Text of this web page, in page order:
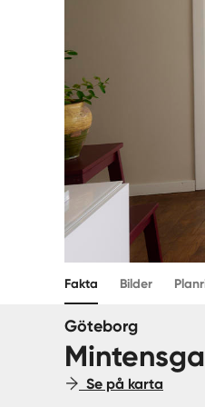
Fakta Bilder
Göteborg
Se på karta